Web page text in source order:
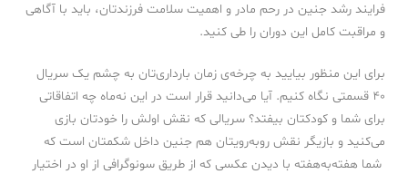
فرایند رشد جنین در رحم مادر و اهمیت سلامت فرزندتان، باید با آگاهی
و مراقبت کامل این دوران را طی کنید.
برای این منظور بیایید به چرخه‌ی زمان بارداری‌تان به چشم یک سریال
۴۰ قسمتی نگاه کنیم. آیا می‌دانید قرار است در این نه‌ماه چه اتفاقاتی
برای شما و کودکتان بیفتد؟ سریالی که نقش اولش را خودتان بازی
می‌کنید و بازیگر نقش روبه‌رویتان هم جنین داخل شکمتان است که
شما هفته‌به‌هفته با دیدن ‌عکسی که از طریق سونوگرافی از او در اختیار